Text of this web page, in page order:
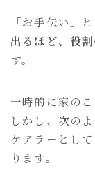
「お手伝い」
出るほど、役
す。
一時的に家の
しかし、次の
ケアラーとし
ります。